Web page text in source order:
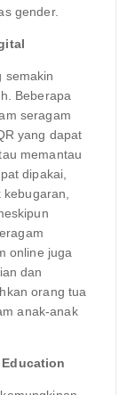
gender.
semakin
Beberapa
seragam
yang dapat
memantau
dipakai,
online juga
dan
orang tua
anak-anak